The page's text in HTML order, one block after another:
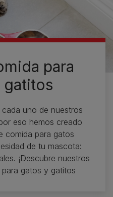
para
gatitos
uno de nuestros
eso hemos creado
comida para gatos
de tu mascota:
¡Descubre nuestros
gatos y gatitos